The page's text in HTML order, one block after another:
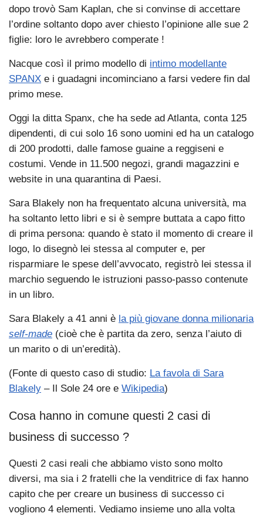
dopo trovò Sam Kaplan, che si convinse di accettare
l’ordine soltanto dopo aver chiesto l’opinione alle sue 2
figlie: loro le avrebbero comperate !
Nacque così il primo modello di intimo modellante
SPANX e i guadagni incominciano a farsi vedere fin dal
primo mese.
Oggi la ditta Spanx, che ha sede ad Atlanta, conta 125
dipendenti, di cui solo 16 sono uomini ed ha un catalogo
di 200 prodotti, dalle famose guaine a reggiseni e
costumi. Vende in 11.500 negozi, grandi magazzini e
website in una quarantina di Paesi.
Sara Blakely non ha frequentato alcuna università, ma
ha soltanto letto libri e si è sempre buttata a capo fitto
di prima persona: quando è stato il momento di creare il
logo, lo disegnò lei stessa al computer e, per
risparmiare le spese dell’avvocato, registrò lei stessa il
marchio seguendo le istruzioni passo-passo contenute
in un libro.
Sara Blakely a 41 anni è la più giovane donna milionaria
self-made (cioè che è partita da zero, senza l’aiuto di
un marito o di un’eredità).
(Fonte di questo caso di studio: La favola di Sara
Blakely – Il Sole 24 ore e Wikipedia)
Cosa hanno in comune questi 2 casi di
business di successo ?
Questi 2 casi reali che abbiamo visto sono molto
diversi, ma sia i 2 fratelli che la venditrice di fax hanno
capito che per creare un business di successo ci
vogliono 4 elementi. Vediamo insieme uno alla volta